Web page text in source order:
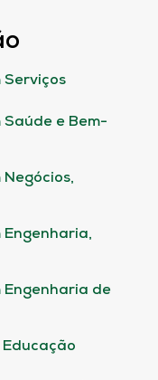
Serviços
Saúde e Bem-
Engenharia,
Engenharia de
Educação